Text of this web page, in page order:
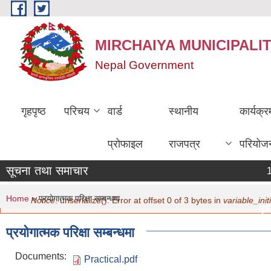
Skip to main content
MIRCHAIYA
Nepal Government
गृहपृष्ठ परिचय वार्ड
प्रोफाइल
स्थानीय
राजपत्र
सूचना तथा समाचार
Error message
Notice: unserialize(): Error at offset 0 of 3 bytes in
You are here
Home » प्रयोगात्मक परिक्षा सम्बन्धमा
प्रयोगात्मक परिक्षा सम्बन्धमा
Documents: Practical.pdf